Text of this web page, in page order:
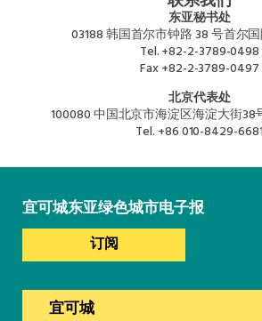
东亚秘书处
03188 韩国首尔市钟路 38 号首尔
Tel.+82-2-3789-0498
Fax+82-2-3789-0497
北京代表处
100080 中国北京市海淀区海淀大街38
Tel. +86 010-8429-
宜可城东亚绿色城市电子报
订阅
宜可城